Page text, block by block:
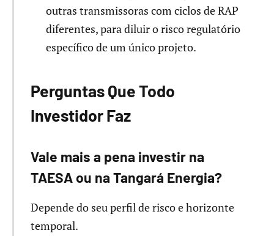
outras transmissoras com ciclos de RAP
diferentes, para diluir o risco regulatório
específico de um único projeto.
Perguntas Que Todo
Investidor Faz
Vale mais a pena investir na
TAESA ou na Tangará Energia?
Depende do seu perfil de risco e horizonte
temporal.